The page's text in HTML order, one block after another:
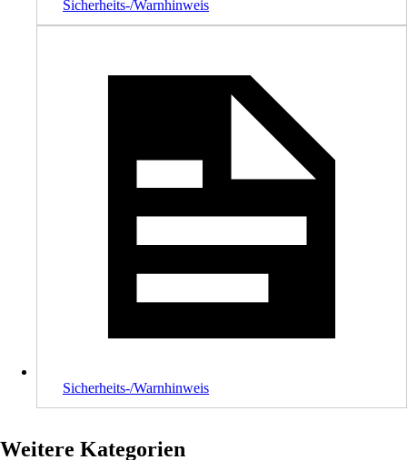
Sicherheits-/Warnhinweis
Sicherheits-/Warnhinweis
Weitere Kategorien